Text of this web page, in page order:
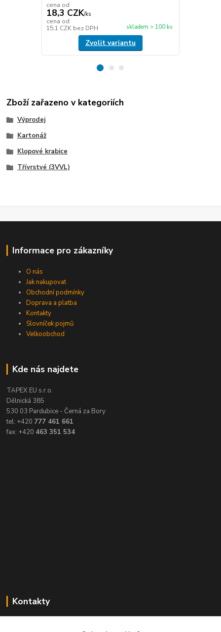
cena od
18,3 CZK/ks
cena od
15,1 CZK bez DPH skladem > 100 ks
Zvolit variantu
Zboží zařazeno v kategoriích
Výprodej
Kartonáž
Klopové krabice
Třívrstvé (3VVL)
Informace pro zákazníky
O nás
Jak nakupovat
Obchodní podmínky
Doprava a platba
Kontakty
Slovníček pojmů
Velkoobchod
Kde nás najdete
TAPEX EU s.r.o.
Dělnická 385
530 03 Pardubice - Černá za Bory
tel: +420 777 461 661
fax: +420 463 351 534
Kontakty